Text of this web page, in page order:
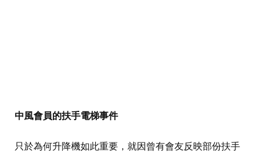
中風會員的扶手電梯事件
只於為何升降機如此重要，就因曾有會友反映部份扶手